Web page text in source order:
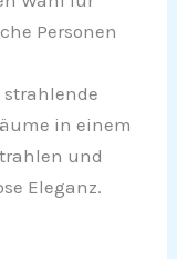
Personen
strahlende
in einem
und
Eleganz.